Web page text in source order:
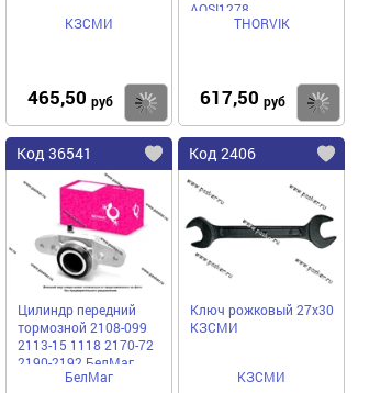
КЗСМИ
465,50 руб Купить
AOSI1278
THORVIK
617,50 руб
Код 36541
Цилиндр передний
тормозной 2108-099
2113-15 1118 2170-72
2190-2192 БелМаг
правый BM1128
БелМаг
Код 2406
Ключ рожковый 27х30
КЗСМИ
КЗСМИ